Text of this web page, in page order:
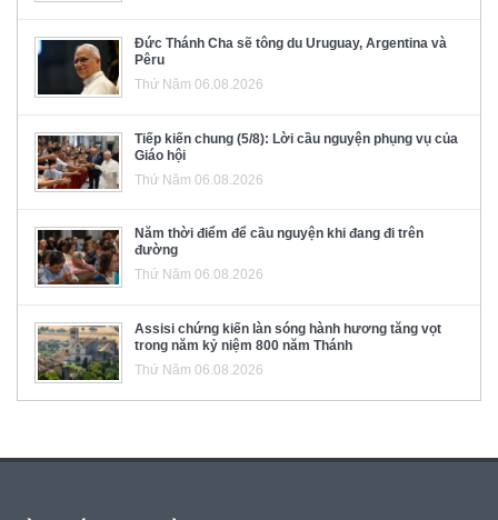
Đức Thánh Cha sẽ tông du Uruguay, Argentina và
Pêru
Thứ Năm 06.08.2026
Tiếp kiến chung (5/8): Lời cầu nguyện phụng vụ của
Giáo hội
Thứ Năm 06.08.2026
Năm thời điểm để cầu nguyện khi đang đi trên
đường
Thứ Năm 06.08.2026
Assisi chứng kiến làn sóng hành hương tăng vọt
trong năm kỷ niệm 800 năm Thánh
Thứ Năm 06.08.2026